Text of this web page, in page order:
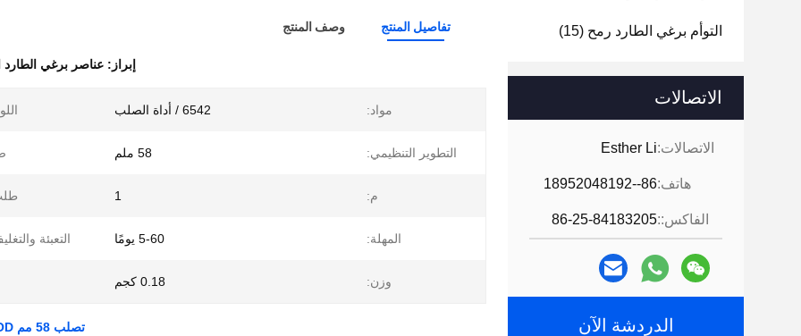
التوأم برغي الطارد رمح (15)
الاتصالات
الاتصالات:Esther Li
هاتف:86--18952048192
الفاكس::86-25-84183205
الدردشة الآن
تفاصيل المنتج وصف المنتج
إبراز: عناصر برغي الطارد
مواد: 6542 / أداة الصلب
التطوير التنظيمي: 58 ملم
م: 1
المهلة: 5-60 يومًا التعبئة
وزن: 0.18 كجم
تصلب 58 مم OD الطارد عناصر المسمار Softcore عناصر عالية الدقة براغي